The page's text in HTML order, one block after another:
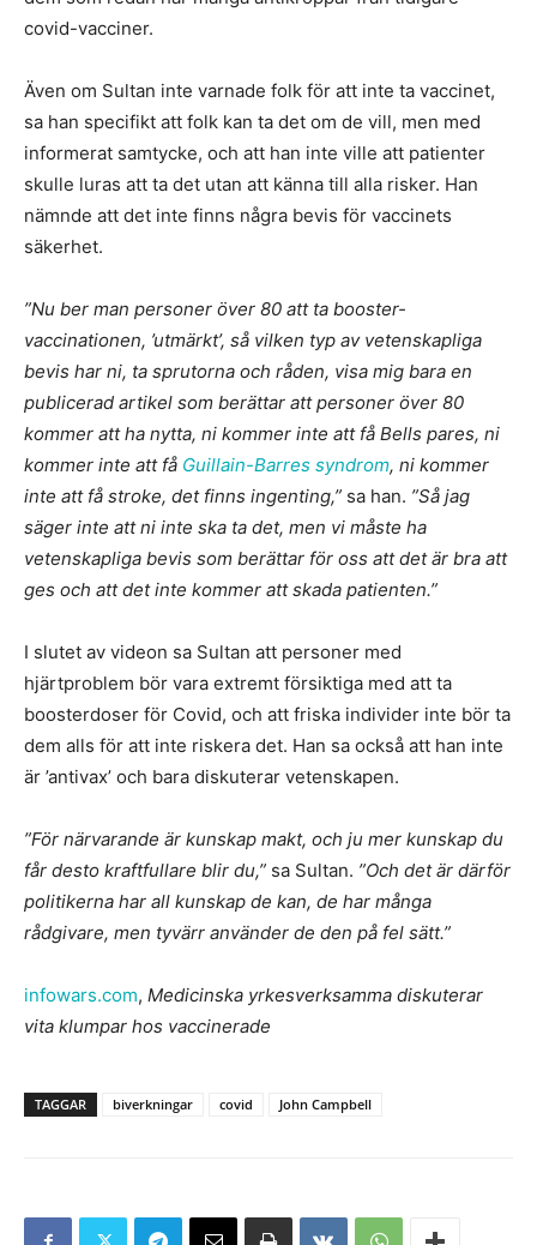
covid-vacciner.
Även om Sultan inte varnade folk för att inte ta vaccinet,
sa han specifikt att folk kan ta det om de vill, men med
informerat samtycke, och att han inte ville att patienter
skulle luras att ta det utan att känna till alla risker. Han
nämnde att det inte finns några bevis för vaccinets
säkerhet.
”Nu ber man personer över 80 att ta booster-
vaccinationen, ’utmärkt’, så vilken typ av vetenskapliga
bevis har ni, ta sprutorna och råden, visa mig bara en
publicerad artikel som berättar att personer över 80
kommer att ha nytta, ni kommer inte att få Bells pares, ni
kommer inte att få Guillain-Barres syndrom, ni kommer
inte att få stroke, det finns ingenting,” sa han. ”Så jag
säger inte att ni inte ska ta det, men vi måste ha
vetenskapliga bevis som berättar för oss att det är bra att
ges och att det inte kommer att skada patienten.”
I slutet av videon sa Sultan att personer med
hjärtproblem bör vara extremt försiktiga med att ta
boosterdoser för Covid, och att friska individer inte bör ta
dem alls för att inte riskera det. Han sa också att han inte
är ’antivax’ och bara diskuterar vetenskapen.
”För närvarande är kunskap makt, och ju mer kunskap du
får desto kraftfullare blir du,” sa Sultan. ”Och det är därför
politikerna har all kunskap de kan, de har många
rådgivare, men tyvärr använder de den på fel sätt.”
infowars.com, Medicinska yrkesverksamma diskuterar
vita klumpar hos vaccinerade
TAGGAR biverkningar covid John Campbell